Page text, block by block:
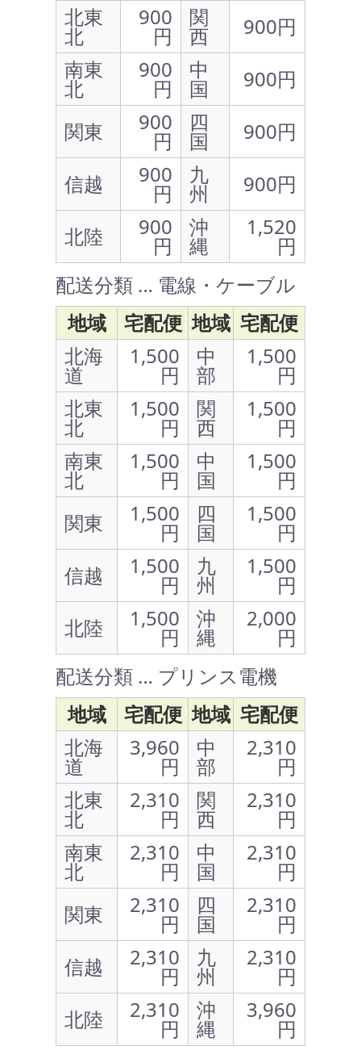
北東
北
900
円
関
西
900円
南東
北
900
円
中
国
900円
関東
900
円
四
国
900円
信越
900
円
九
州
900円
北陸
900
円
沖
縄
1,520
円
配送分類 … 電線・ケーブル
地域
宅配便 地域 宅配便
北海
道
1,500
円
中
部
1,500
円
北東
北
1,500
円
関
西
1,500
円
南東
北
1,500
円
中
国
1,500
円
関東
1,500
円
四
国
1,500
円
信越
1,500
円
九
州
1,500
円
北陸
1,500
円
沖
縄
2,000
円
配送分類 … プリンス電機
地域
宅配便 地域 宅配便
北海
道
3,960
円
中
部
2,310
円
北東
北
2,310
円
関
西
2,310
円
南東
北
2,310
円
中
国
2,310
円
関東
2,310
円
四
国
2,310
円
信越
2,310
円
九
州
2,310
円
北陸
2,310
円
沖
縄
3,960
円